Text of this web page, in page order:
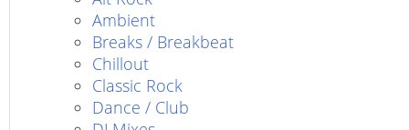
Ambient
Breaks / Breakbeat
Chillout
Classic Rock
Dance / Club